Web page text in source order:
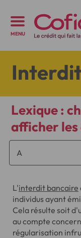
MENU
Lexique :
afficher
L'interdit bancaire
individus ayant
Cela résulte soit
au compte
régularisation